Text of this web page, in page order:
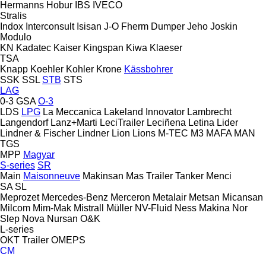
Hermanns Hobur IBS IVECO
Stralis
Indox Interconsult Isisan J-O Fherm Dumper Jeho Joskin
Modulo
KN Kadatec Kaiser Kingspan Kiwa Klaeser
TSA
Knapp Koehler Kohler Krone Kässbohrer
SSK SSL STB STS
LAG
0-3 GSA O-3
LDS LPG La Meccanica Lakeland Innovator Lambrecht
Langendorf Lanz+Marti LeciTrailer Leciñena Letina Lider
Lindner & Fischer Lindner Lion Lions M-TEC M3 MAFA MAN
TGS
MPP Magyar
S-series SR
Main Maisonneuve Makinsan Mas Trailer Tanker Menci
SA SL
Meprozet Mercedes-Benz Merceron Metalair Metsan Micansan
Milcom Mim-Mak Mistrall Müller NV-Fluid Ness Makina Nor
Slep Nova Nursan O&K
L-series
OKT Trailer OMEPS
CM